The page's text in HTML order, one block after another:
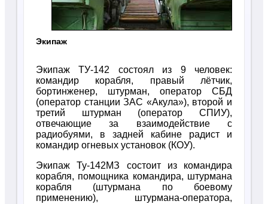
Экипаж
Экипаж ТУ-142 состоял из 9 человек:
командир корабля, правый лётчик,
бортинженер, штурман, оператор СБД
(оператор станции ЗАС «Акула»), второй и
третий штурман (оператор СПИУ),
отвечающие за взаимодействие с
радиобуями, в задней кабине радист и
командир огневых установок (КОУ).
Экипаж Ту-142МЗ состоит из командира
корабля, помощника командира, штурмана
корабля (штурмана по боевому
применению), штурмана-оператора,